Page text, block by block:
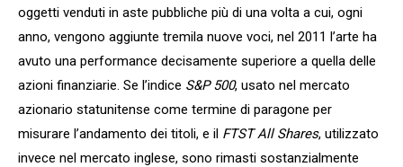
oggetti venduti in aste pubbliche più di una volta a cui, ogni
anno, vengono aggiunte tremila nuove voci, nel 2011 l’arte ha
avuto una performance decisamente superiore a quella delle
azioni finanziarie. Se l’indice S&P 500, usato nel mercato
azionario statunitense come termine di paragone per
misurare l’andamento dei titoli, e il FTST All Shares, utilizzato
invece nel mercato inglese, sono rimasti sostanzialmente